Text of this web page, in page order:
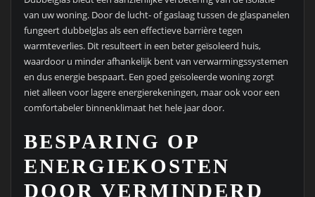
van uw woning. Door de lucht- of gaslaag tussen de glaspanelen
fungeert dubbelglas als een effectieve barrière tegen
warmteverlies. Dit resulteert in een beter geïsoleerd huis,
waardoor u minder afhankelijk bent van verwarmingssystemen
en dus energie bespaart. Een goed geïsoleerde woning zorgt
niet alleen voor lagere energierekeningen, maar ook voor een
comfortabeler binnenklimaat het hele jaar door.
BESPARING OP
ENERGIEKOSTEN
DOOR VERMINDERD